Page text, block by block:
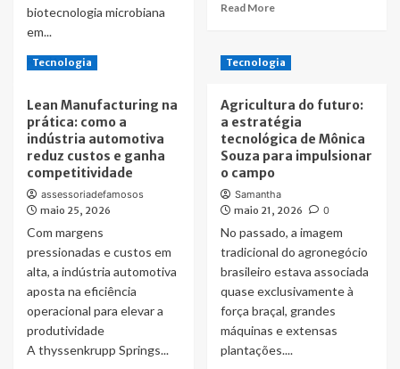
nas
biotecnologia microbiana
em...
Read MoreRead
Inovação
científica
utiliza
microrganismos
para
enfrentar
desafios
ambientais
Read MoreRead
Como
vender
através
do
site?
Tecnologia
Lean Manufacturing na
prática: como a
indústria automotiva
reduz custos e ganha
competitividade
assessoriadefamosos
maio 25, 2026
Com margens
pressionadas e custos em
alta, a indústria automotiva
aposta na eficiência
operacional para elevar a
produtividade
A thyssenkrupp Springs...
Tecnologia
Agricultura do futuro:
a estratégia
tecnológica de Mônica
Souza para impulsionar
o campo
Samantha
maio 21, 2026
0
No passado, a imagem
tradicional do agronegócio
brasileiro estava associada
quase exclusivamente à
força braçal, grandes
máquinas e extensas
plantações....